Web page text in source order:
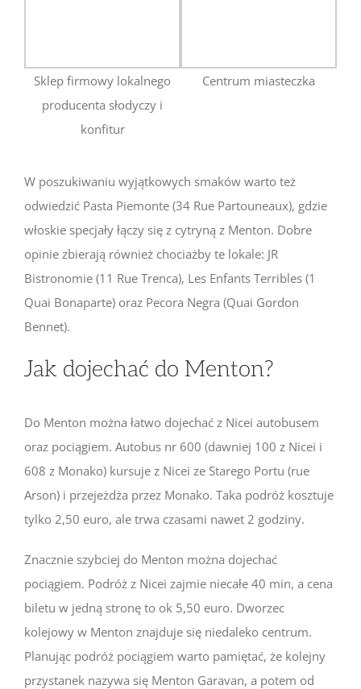
Sklep firmowy lokalnego
producenta słodyczy i
konfitur
Centrum miasteczka
W poszukiwaniu wyjątkowych smaków warto też
odwiedzić Pasta Piemonte (34 Rue Partouneaux), gdzie
włoskie specjały łączy się z cytryną z Menton. Dobre
opinie zbierają również chociażby te lokale: JR
Bistronomie (11 Rue Trenca), Les Enfants Terribles (1
Quai Bonaparte) oraz Pecora Negra (Quai Gordon
Bennet).
Jak dojechać do Menton?
Do Menton można łatwo dojechać z Nicei autobusem
oraz pociągiem. Autobus nr 600 (dawniej 100 z Nicei i
608 z Monako) kursuje z Nicei ze Starego Portu (rue
Arson) i przejeżdża przez Monako. Taka podróż kosztuje
tylko 2,50 euro, ale trwa czasami nawet 2 godziny.
Znacznie szybciej do Menton można dojechać
pociągiem. Podróż z Nicei zajmie niecałe 40 min, a cena
biletu w jedną stronę to ok 5,50 euro. Dworzec
kolejowy w Menton znajduje się niedaleko centrum.
Planując podróż pociągiem warto pamiętać, że kolejny
przystanek nazywa się Menton Garavan, a potem od